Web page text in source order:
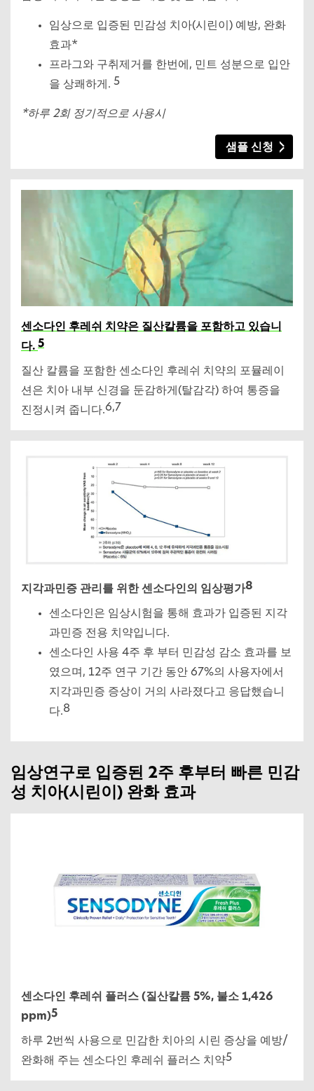
임상으로 입증된 민감성 치아(시린이) 예방, 완화
효과*
프라그와 구취제거를 한번에, 민트 성분으로 입안
을 상쾌하게. 5
*하루 2회 정기적으로 사용시
샘플 신청
센소다인 후레쉬 치약은 질산칼륨을 포함하고 있습니
다. 5
질산 칼륨을 포함한 센소다인 후레쉬 치약의 포뮬레이
션은 치아 내부 신경을 둔감하게(탈감각) 하여 통증을
진정시켜 줍니다.6,7
지각과민증 관리를 위한 센소다인의 임상평가8
센소다인은 임상시험을 통해 효과가 입증된 지각
과민증 전용 치약입니다.
센소다인 사용 4주 후 부터 민감성 감소 효과를 보
였으며, 12주 연구 기간 동안 67%의 사용자에서
지각과민증 증상이 거의 사라졌다고 응답했습니
다.8
임상연구로 입증된 2주 후부터 빠른 민감
성 치아(시린이) 완화 효과
센소다인 후레쉬 플러스 (질산칼륨 5%, 불소 1,426
ppm)5
하루 2번씩 사용으로 민감한 치아의 시린 증상을 예방/
완화해 주는 센소다인 후레쉬 플러스 치약5